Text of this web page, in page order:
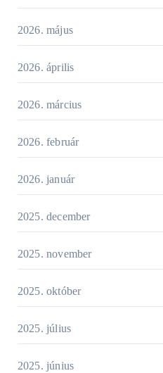
2026. május
2026. április
2026. március
2026. február
2026. január
2025. december
2025. november
2025. október
2025. július
2025. június